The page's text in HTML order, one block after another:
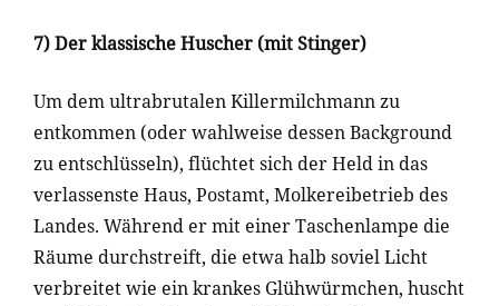
7) Der klassische Huscher (mit Stinger)
Um dem ultrabrutalen Killermilchmann zu
entkommen (oder wahlweise dessen Background
zu entschlüsseln), flüchtet sich der Held in das
verlassenste Haus, Postamt, Molkereibetrieb des
Landes. Während er mit einer Taschenlampe die
Räume durchstreift, die etwa halb soviel Licht
verbreitet wie ein krankes Glühwürmchen, huscht